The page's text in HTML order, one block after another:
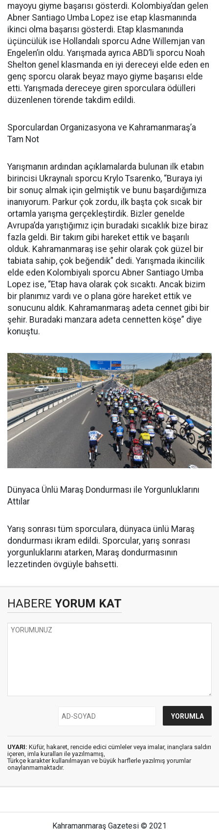
mayoyu giyme başarısı gösterdi. Kolombiya’dan gelen
Abner Santiago Umba Lopez ise etap klasmanında
ikinci olma başarısı gösterdi. Etap klasmanında
üçüncülük ise Hollandalı sporcu Adne Willemjan van
Engelen’in oldu. Yarışmada ayrıca ABD’li sporcu Noah
Shelton genel klasmanda en iyi dereceyi elde eden en
genç sporcu olarak beyaz mayo giyme başarısı elde
etti. Yarışmada dereceye giren sporculara ödülleri
düzenlenen törende takdim edildi.
Sporculardan Organizasyona ve Kahramanmaraş’a
Tam Not
Yarışmanın ardından açıklamalarda bulunan ilk etabın
birincisi Ukraynalı sporcu Krylo Tsarenko, “Buraya iyi
bir sonuç almak için gelmiştik ve bunu başardığımıza
inanıyorum. Parkur çok zordu, ilk başta çok sıcak bir
ortamla yarışma gerçekleştirdik. Bizler genelde
Avrupa’da yarıştığımız için buradaki sıcaklık bize biraz
fazla geldi. Bir takım gibi hareket ettik ve başarılı
olduk. Kahramanmaraş ise şehir olarak çok güzel bir
tabiata sahip, çok beğendik” dedi. Yarışmada ikincilik
elde eden Kolombiyalı sporcu Abner Santiago Umba
Lopez ise, “Etap hava olarak çok sıcaktı. Ancak bizim
bir planımız vardı ve o plana göre hareket ettik ve
sonucunu aldık. Kahramanmaraş adeta cennet gibi bir
şehir. Buradaki manzara adeta cennetten köşe” diye
konuştu.
Dünyaca Ünlü Maraş Dondurması ile Yorgunluklarını
Attılar
Yarış sonrası tüm sporculara, dünyaca ünlü Maraş
dondurması ikram edildi. Sporcular, yarış sonrası
yorgunluklarını atarken, Maraş dondurmasının
lezzetinden övgüyle bahsetti.
HABERE YORUM KAT
UYARI: Küfür, hakaret, rencide edici cümleler veya imalar, inançlara saldırı
içeren, imla kuralları ile yazılmamış,
Türkçe karakter kullanılmayan ve büyük harflerle yazılmış yorumlar
onaylanmamaktadır.
Kahramanmaraş Gazetesi © 2021